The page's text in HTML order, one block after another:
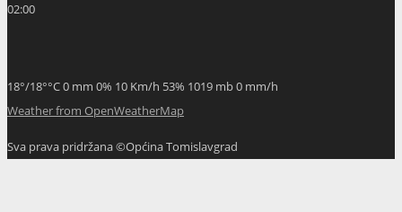
02:00
18°/18°°C0 mm 0% 10 Km/h 53% 1019 mb0 mm/h
Weather from OpenWeatherMap
Sva prava pridržana ©Općina Tomislavgrad